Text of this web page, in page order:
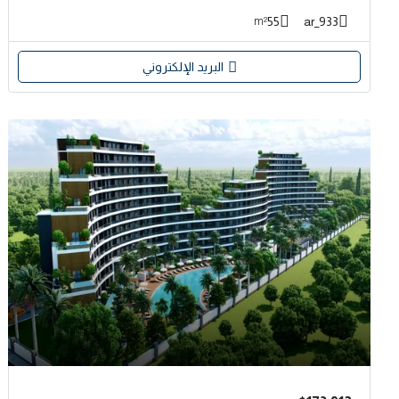
933_ar
55
m²
البريد الإلكتروني